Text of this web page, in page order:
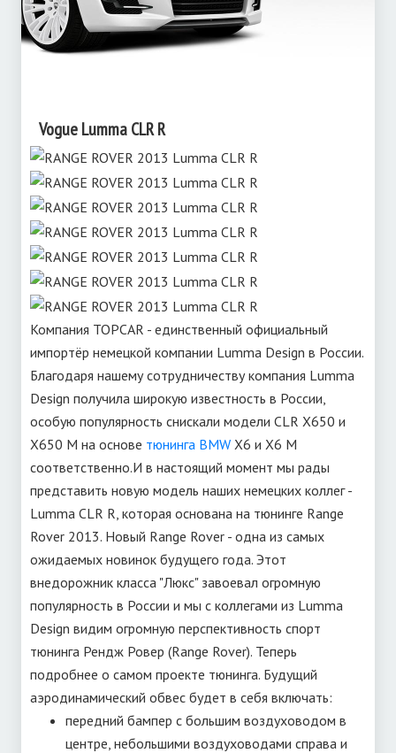
Vogue Lumma CLR R
Компания TOPCAR - единственный официальный
импортёр немецкой компании Lumma Design в России.
Благодаря нашему сотрудничеству компания Lumma
Design получила широкую известность в России,
особую популярность снискали модели CLR X650 и
X650 M на основе тюнинга BMW X6 и X6 M
соответственно.И в настоящий момент мы рады
представить новую модель наших немецких коллег -
Lumma CLR R, которая основана на тюнинге Range
Rover 2013. Новый Range Rover - одна из самых
ожидаемых новинок будущего года. Этот
внедорожник класса "Люкс" завоевал огромную
популярность в России и мы с коллегами из Lumma
Design видим огромную перспективность спорт
тюнинга Рендж Ровер (Range Rover). Теперь
подробнее о самом проекте тюнинга. Будущий
аэродинамический обвес будет в себя включать:
передний бампер с большим воздуховодом в
центре, небольшими воздуховодами справа и